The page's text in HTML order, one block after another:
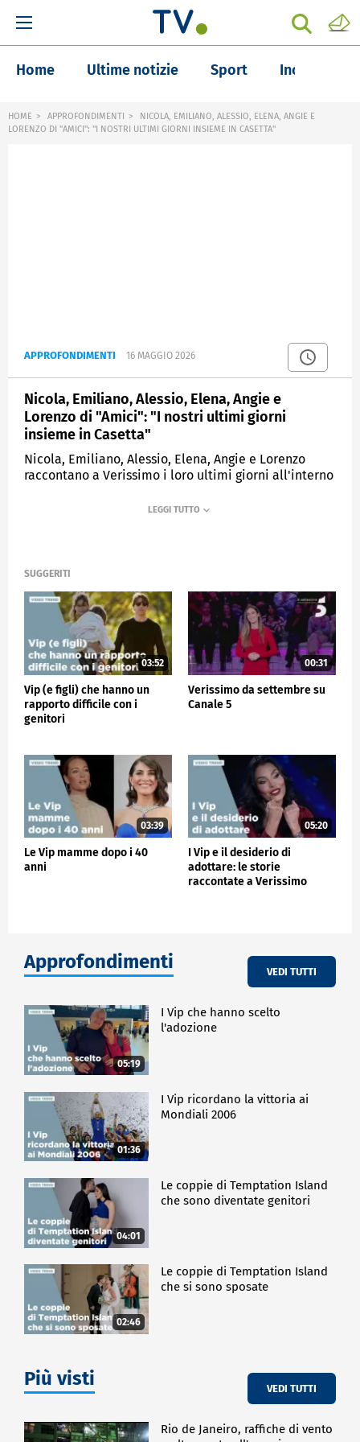
Home Ultime notizie Sport Inchieste
HOME APPROFONDIMENTI
NICOLA, EMILIANO, ALESSIO, ELENA, ANGIE E
LORENZO DI "AMICI": "I NOSTRI ULTIMI GIORNI INSIEME IN CASETTA"
APPROFONDIMENTI 16 MAGGIO 2026
Nicola, Emiliano, Alessio, Elena, Angie e
Lorenzo di "Amici": "I nostri ultimi giorni
insieme in Casetta"
Nicola, Emiliano, Alessio, Elena, Angie e Lorenzo
raccontano a Verissimo i loro ultimi giorni all'interno
SUGGERITI
03:52
Vip (e figli) che hanno un
rapporto difficile con i
genitori
00:31
Verissimo da settembre su
Canale 5
03:39
Le Vip mamme dopo i 40
anni
05:20
I Vip e il desiderio di
adottare: le storie
raccontate a Verissimo
Approfondimenti VEDI TUTTI
05:19
I Vip che hanno scelto
l'adozione
01:36
I Vip ricordano la vittoria ai
Mondiali 2006
04:01
Le coppie di Temptation Island
che sono diventate genitori
02:46
Le coppie di Temptation Island
che si sono sposate
Più visti VEDI TUTTI
Rio de Janeiro, raffiche di vento